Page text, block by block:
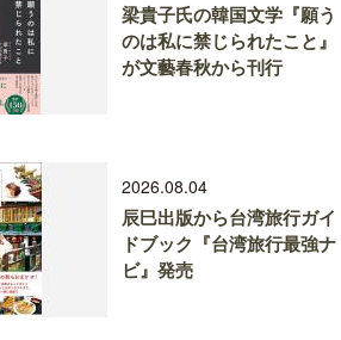
梁貴子氏の韓国文学『願う
のは私に禁じられたこと』
が文藝春秋から刊行
2026.08.04
辰巳出版から台湾旅行ガイ
ドブック『台湾旅行最強ナ
ビ』発売